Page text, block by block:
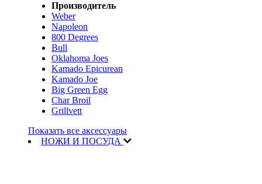
Производитель
Weber
Napoleon
800 Degrees
Bull
Oklahoma Joes
Kamado Epicurean
Kamado Joe
Big Green Egg
Char Broil
Grillvett
Показать все аксессуары
НОЖИ И ПОСУДА